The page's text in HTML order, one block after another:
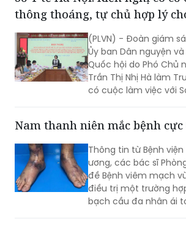
(PLVN) - Đoàn giám
Ủy ban Dân nguyện
Quốc hội do Phó Chủ
Trần Thị Nhị Hà làm
có cuộc làm việc với
việc “giải quyết kiến
bảo đảm nhân lực y
chất lượng hoạt
quyền địa phương 2
Nam thanh niên mắc bệnh
Thông tin từ Bệnh viện
ương, các bác sĩ
đề Bệnh viêm mạch
điều trị một trường
bạch cầu đa nhân ái
mạch (Eosinophilic
with Polyangiitis -
viêm mạch máu kích
Hiểu đúng quy định pháp luật